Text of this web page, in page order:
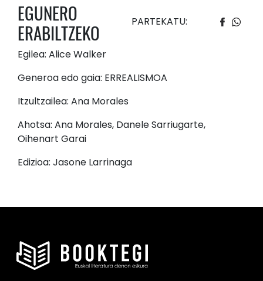
PARTEKATU:
EGUNERO
ERABILTZEKO
Egilea: Alice Walker
Generoa edo gaia: ERREALISMOA
Itzultzailea: Ana Morales
Ahotsa: Ana Morales, Danele Sarriugarte,
Oihenart Garai
Edizioa: Jasone Larrinaga